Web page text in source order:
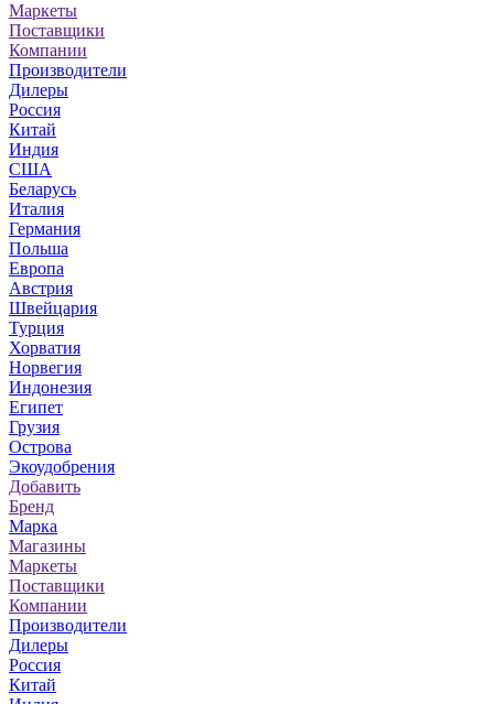
Маркеты
Поставщики
Компании
Производители
Дилеры
Россия
Китай
Индия
США
Беларусь
Италия
Германия
Польша
Европа
Австрия
Швейцария
Турция
Хорватия
Норвегия
Индонезия
Египет
Грузия
Острова
Экоудобрения
Добавить
Бренд
Марка
Магазины
Маркеты
Поставщики
Компании
Производители
Дилеры
Россия
Китай